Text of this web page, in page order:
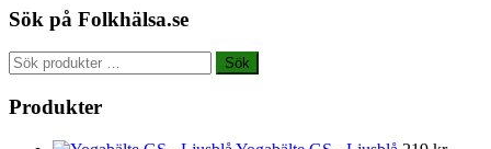
Sök på Folkhälsa.se
Sök
efter:
Sök
Produkter